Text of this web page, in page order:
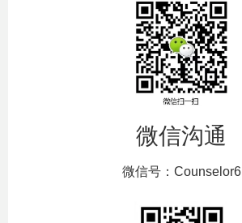
微信沟通
微信号：Counselor6